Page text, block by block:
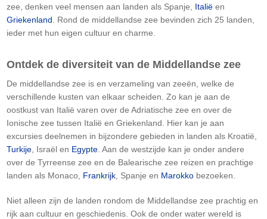
zee, denken veel mensen aan landen als Spanje, Italië en
Griekenland . Rond de middellandse zee bevinden zich 25 landen,
ieder met hun eigen cultuur en charme.
Ontdek de diversiteit van de Middellandse zee
De middellandse zee is en verzameling van zeeën, welke de
verschillende kusten van elkaar scheiden. Zo kan je aan de
oostkust van Italië varen over de Adriatische zee en over de
Ionische zee tussen Italië en Griekenland. Hier kan je aan
excursies deelnemen in bijzondere gebieden in landen als Kroatië,
Turkije , Israël en Egypte . Aan de westzijde kan je onder andere
over de Tyrreense zee en de Balearische zee reizen en prachtige
landen als Monaco, Frankrijk , Spanje en Marokko bezoeken.
Niet alleen zijn de landen rondom de Middellandse zee prachtig en
rijk aan cultuur en geschiedenis. Ook de onder water wereld is